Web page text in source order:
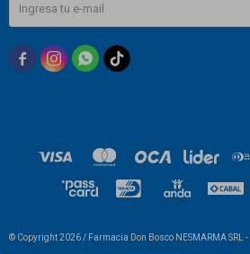
  
© Copyright 2026 / Farmacia Don Bosco NESMARMA SRL